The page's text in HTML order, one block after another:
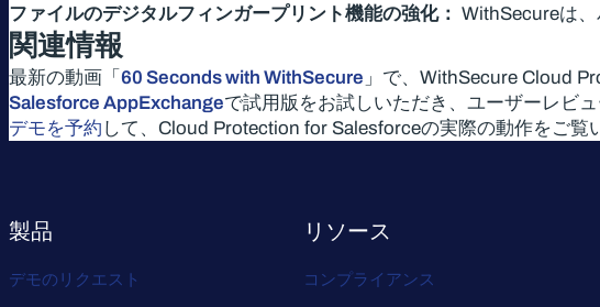
ファイルのデジタルフィンガープリント機能の強化： WithSecureは
関連情報
最新の動画「 60 Seconds with WithSecure 」で、WithSecure Cloud
Salesforce AppExchangeで試用版をお試しいただき、ユーザーレビュ
デモを予約 して、Cloud Protection for Salesforceの実際の動作をご覧
製品
デモのリクエスト
リソース
コンプライアンス